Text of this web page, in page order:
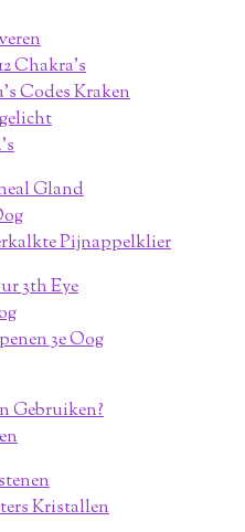
Chakra's
Codes Kraken
Gland
Pijnappelklier
3th Eye
3e Oog
Gebruiken?
Kristallen